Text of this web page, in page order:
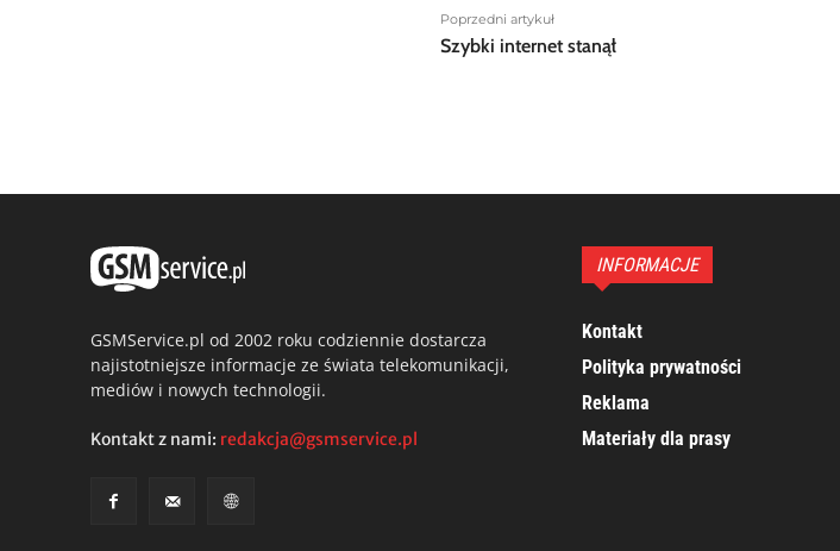
Poprzedni artykuł
Szybki internet stanął
GSMService.pl od 2002 roku codziennie dostarcza
najistotniejsze informacje ze świata telekomunikacji,
mediów i nowych technologii.
Kontakt z nami: redakcja@gsmservice.pl
INFORMACJE
Kontakt
Polityka prywatności
Reklama
Materiały dla prasy